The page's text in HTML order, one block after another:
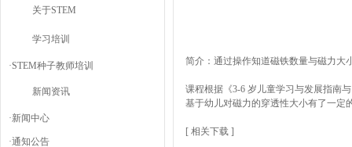
简介：通过操作知道磁铁数量与磁力大
课程根据《3-6 岁儿童学习与发展指南
基于幼儿对磁力的穿透性大小有了一定
[ 相关下载 ]
关于STEM
学习培训
·STEM种子教师培训
新闻资讯
·新闻中心
·通知公告